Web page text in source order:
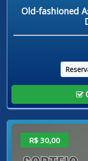
Old-fashioned
R$ 30,00